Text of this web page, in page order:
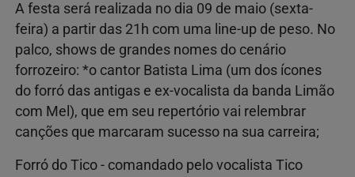
A festa será realizada no dia 09 de maio (sexta-
feira) a partir das 21h com uma line-up de peso. No
palco, shows de grandes nomes do cenário
forrozeiro: *o cantor Batista Lima (um dos ícones
do forró das antigas e ex-vocalista da banda Limão
com Mel), que em seu repertório vai relembrar
canções que marcaram sucesso na sua carreira;
Forró do Tico - comandado pelo vocalista Tico